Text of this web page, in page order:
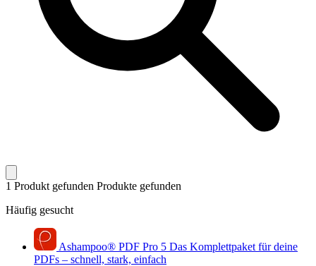
1 Produkt gefunden Produkte gefunden
Häufig gesucht
Ashampoo® PDF Pro 5 Das Komplettpaket für deine
PDFs – schnell, stark, einfach